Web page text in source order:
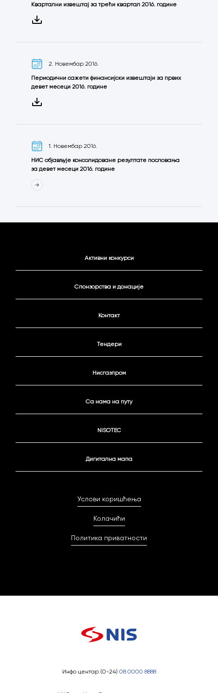
Квартални извештај за трећи квартал 2016. године
2. Новембар 2016.
Периодични сажети финансијски извештаји за првих
девет месеци 2016. године
1. Новембар 2016.
НИС објављује консолидоване резултате пословања
за девет месеци 2016. године
Активни конкурси
Спонзорства и донације
Контакт
Тендери
Нисгазпром
Са нама на путу
NISOTEC
Дигитална мапа
Услови коришћења
Колачићи
Политика приватности
Инфо центар (0-24) 08 0000 8888